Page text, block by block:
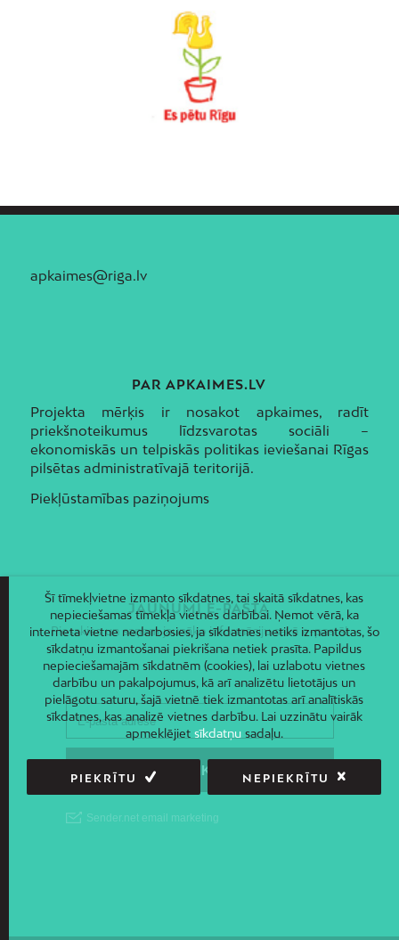
apkaimes@riga.lv
PAR APKAIMES.LV
Projekta mērķis ir nosakot apkaimes, radīt
priekšnoteikumus līdzsvarotas sociāli –
ekonomiskās un telpiskās politikas ieviešanai Rīgas
pilsētas administratīvajā teritorijā.
Piekļūstamības paziņojums
JAUNUMI E-PASTĀ
Piesakies un saņem jaunāko informāciju savā e-pastā!
Šī tīmekļvietne izmanto sīkdatnes, tai skaitā sīkdatnes, kas
nepieciešamas tīmekļa vietnes darbībai. Ņemot vērā, ka
interneta vietne nedarbosies, ja sīkdatnes netiks izmantotas, šo
sīkdatņu izmantošanai piekrišana netiek prasīta. Papildus
nepieciešamajām sīkdatnēm (cookies), lai uzlabotu vietnes
darbību un pakalpojumus, kā arī analizētu lietotājus un
pielāgotu saturu, šajā vietnē tiek izmantotas arī analītiskās
sīkdatnes, kas analizē vietnes darbību. Lai uzzinātu vairāk
apmeklējiet sīkdatņusadaļu.
PIEKRĪTU NEPIEKRĪTU